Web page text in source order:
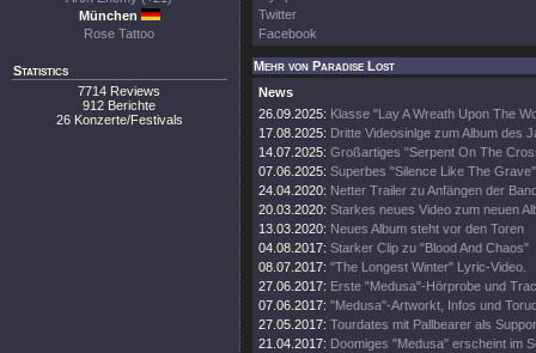
München
Rose Tattoo
Statistics
7714 Reviews
912 Berichte
26 Konzerte/Festivals
Twitter
Facebook
Mehr von Paradise Lost
News
26.09.2025: Klasse "Lay A Wreath Upon The
17.08.2025: Dritte Videosinlge zum Album des
14.07.2025: Großartiges "Serpent On The
07.06.2025: Superbes "Silence Like The
24.04.2020: Netter Trailer zu Anfängen der
20.03.2020: Starkes neues Video zum neuen
13.03.2020: Neues Album steht vor den Toren
04.08.2017: Starker Clip zu "Blood And Chaos"
08.07.2017: "The Longest Winter" Lyric-Video.
27.06.2017: Erste "Medusa"-Hörprobe und
07.06.2017: "Medusa"-Artworkt, Infos und
27.05.2017: Tourdates mit Pallbearer als
21.04.2017: Doomiges "Medusa" erscheint im